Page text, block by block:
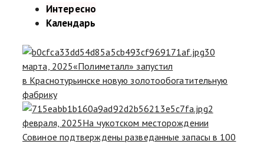
Интересно
Календарь
30
марта, 2025«Полиметалл» запустил
в Краснотурьинске новую золотообогатительную
фабрику
2
февраля, 2025На чукотском месторождении
Совиное подтверждены разведанные запасы в 100